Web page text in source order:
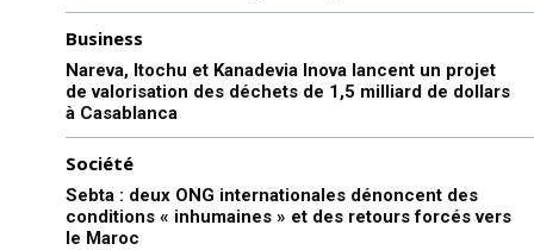
Business
Nareva, Itochu et Kanadevia Inova lancent un projet
de valorisation des déchets de 1,5 milliard de dollars
à Casablanca
Société
Sebta : deux ONG internationales dénoncent des
conditions « inhumaines » et des retours forcés vers
le Maroc